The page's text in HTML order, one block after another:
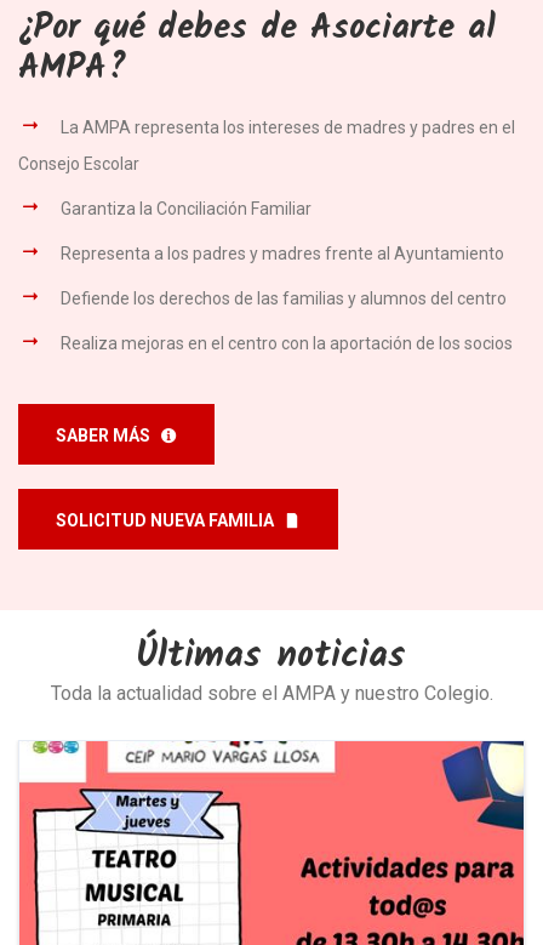
¿Por qué debes de Asociarte al
AMPA?
La AMPA representa los intereses de madres y padres en el
Consejo Escolar
Garantiza la Conciliación Familiar
Representa a los padres y madres frente al Ayuntamiento
Defiende los derechos de las familias y alumnos del centro
Realiza mejoras en el centro con la aportación de los socios
SABER MÁS
SOLICITUD NUEVA FAMILIA
Últimas noticias
Toda la actualidad sobre el AMPA y nuestro Colegio.